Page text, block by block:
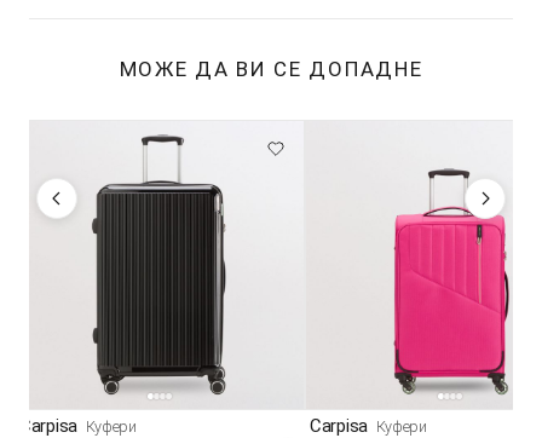
МОЖЕ ДА ВИ СЕ ДОПАДНЕ
Carpisa Куфери Carpisa Куфери